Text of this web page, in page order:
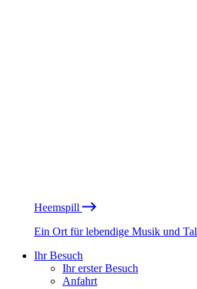
Heemspill
Ein Ort für lebendige Musik und
Ihr Besuch
Ihr erster Besuch
Anfahrt